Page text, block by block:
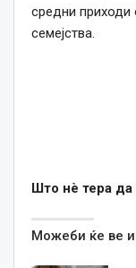
средни приходи
семејства.
Што нè тера да
Можеби ќе ве